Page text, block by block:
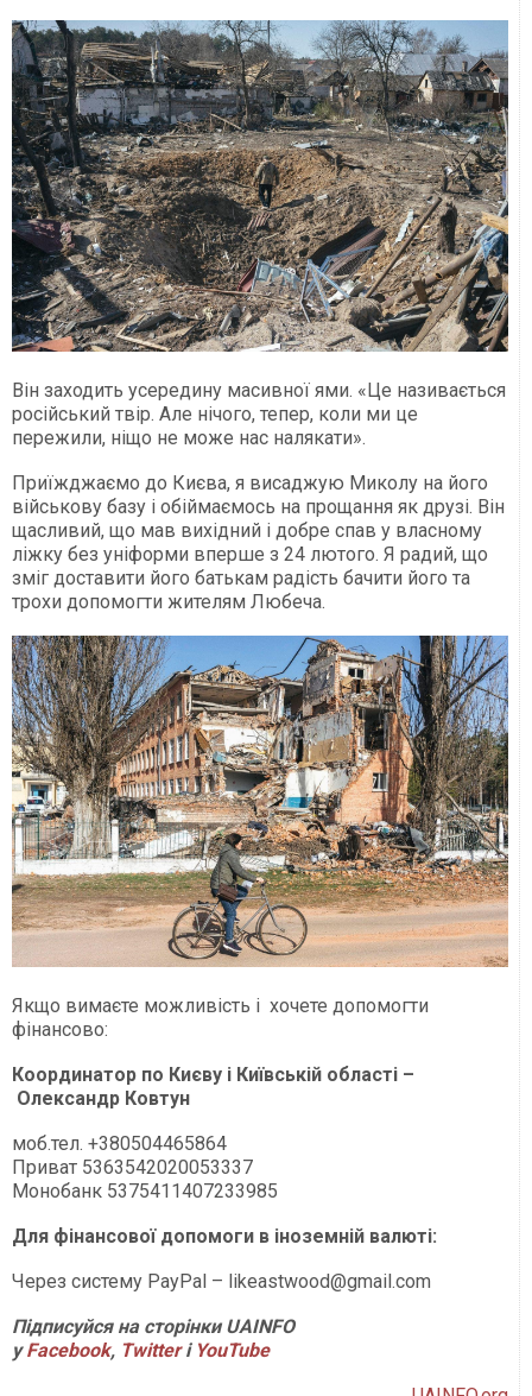
Він заходить усередину масивної ями. «Це називається
російський твір. Але нічого, тепер, коли ми це
пережили, ніщо не може нас налякати».
Приїжджаємо до Києва, я висаджую Миколу на його
військову базу і обіймаємось на прощання як друзі. Він
щасливий, що мав вихідний і добре спав у власному
ліжку без уніформи вперше з 24 лютого. Я радий, що
зміг доставити його батькам радість бачити його та
трохи допомогти жителям Любеча.
Якщо вимаєте можливість і хочете допомогти
фінансово:
Координатор по Києву і Київській області –
Олександр Ковтун
моб.тел. +380504465864
Приват 5363542020053337
Монобанк 5375411407233985
Для фінансової допомоги в іноземній валюті:
Через систему PayPal – likeastwood@gmail.com
Підписуйся на сторінки UAINFO
уFacebook, Twitterі YouTube